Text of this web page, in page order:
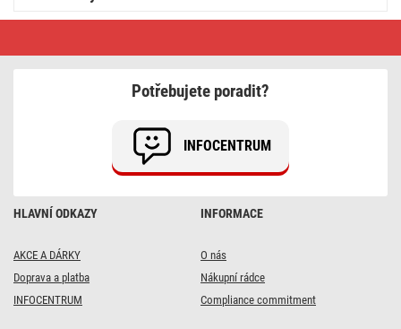
HLAVNÍ ODKAZY
AKCE A DÁRKY
Doprava a platba
INFOCENTRUM
INFORMACE
O nás
Nákupní rádce
Compliance commitment
Potřebujete poradit?
INFOCENTRUM